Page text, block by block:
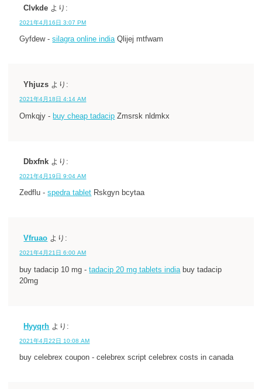
Clvkde より:
2021年4月16日 3:07 PM
Gyfdew -silagra online indiaQlijej mtfwam
Yhjuzs より:
2021年4月18日 4:14 AM
Omkqjy - buy cheap tadacip Zmsrsk nldmkx
Dbxfnk より:
2021年4月19日 9:04 AM
Zedflu -spedra tablet Rskgyn bcytaa
Vfruao より:
2021年4月21日 6:00 AM
buy tadacip 10 mg -tadacip 20 mg tablets indiabuy tadacip
20mg
Hyyqrh より:
2021年4月22日 10:08 AM
buy celebrex coupon - celebrex script celebrex costs in canada